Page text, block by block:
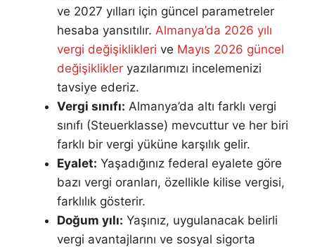
ve 2027 yılları için güncel parametreler
hesaba yansıtılır. Almanya’da 2026 yılı
vergi değişiklikleri ve Mayıs 2026 güncel
değişiklikler yazılarımızı incelemenizi
tavsiye ederiz.
Vergi sınıfı: Almanya’da altı farklı vergi
sınıfı (Steuerklasse) mevcuttur ve her biri
farklı bir vergi yüküne karşılık gelir.
Eyalet: Yaşadığınız federal eyalete göre
bazı vergi oranları, özellikle kilise vergisi,
farklılık gösterir.
Doğum yılı: Yaşınız, uygulanacak belirli
vergi avantajlarını ve sosyal sigorta